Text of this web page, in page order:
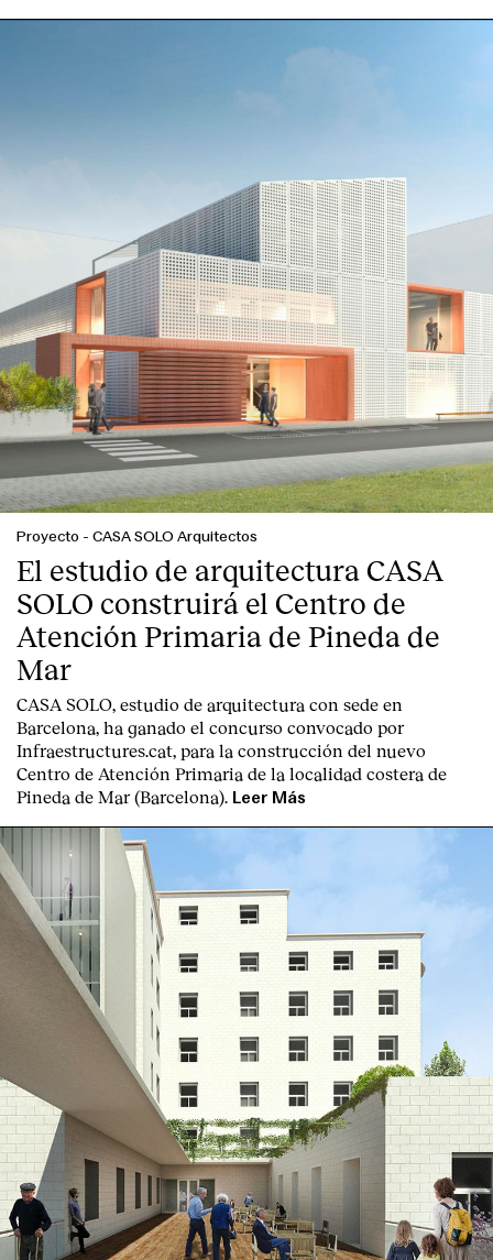
English Español Italiano Català
Proyecto - CASA SOLO Arquitectos
El estudio de arquitectura CASA
SOLO construirá el Centro de
Atención Primaria de Pineda de
Mar
CASA SOLO, estudio de arquitectura con sede en
Barcelona, ha ganado el concurso convocado por
Infraestructures.cat, para la construcción del nuevo
Centro de Atención Primaria de la localidad costera de
Pineda de Mar (Barcelona). Leer Más